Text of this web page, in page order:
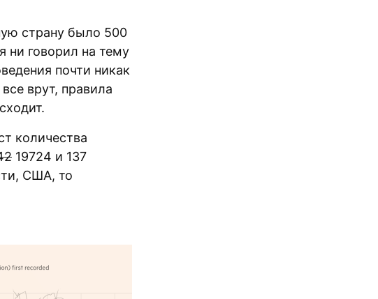
страну было 500
ни говорил на тему
почти никак
врут, правила
количества
19724 и 137
США, то